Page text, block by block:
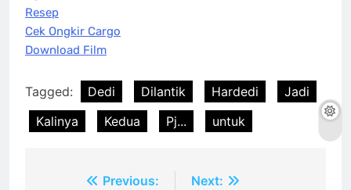
Resep
Cek Ongkir Cargo
Download Film
Tagged: Dedi Dilantik Hardedi
Jadi
Kalinya
Kedua Pj... untuk
Previous:
Next: